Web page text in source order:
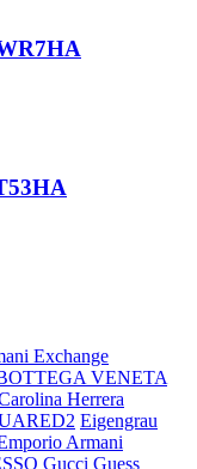
Exchange
VENETA
Herrera
Eigengrau
Armani
Gucci Guess